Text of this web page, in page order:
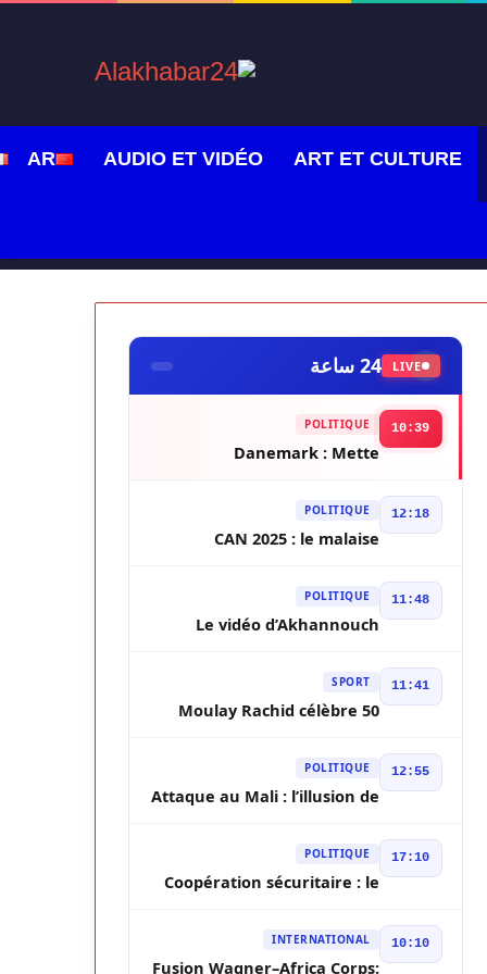
ART ET CULTURE
AUDIO ET VIDÉO
AR
LIVE 24 ساعة
10:39
POLITIQUE
Danemark : Mette
troisième mandat
12:18
POLITIQUE
CAN 2025 : le malaise
et Africains ressurgit
11:48
POLITIQUE
Le vidéo d’Akhannouch
gouvernement malgré la
11:41
SPORT
Moulay Rachid célèbre 50
Rabat
12:55
POLITIQUE
Attaque au Mali : l’illusion de
17:10
POLITIQUE
Coopération sécuritaire : le
avec la Suède
10:10
INTERNATIONAL
Fusion Wagner–Africa Corps: